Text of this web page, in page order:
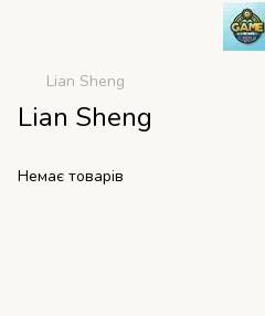
Lian Sheng
Lian Sheng
Немає товарів